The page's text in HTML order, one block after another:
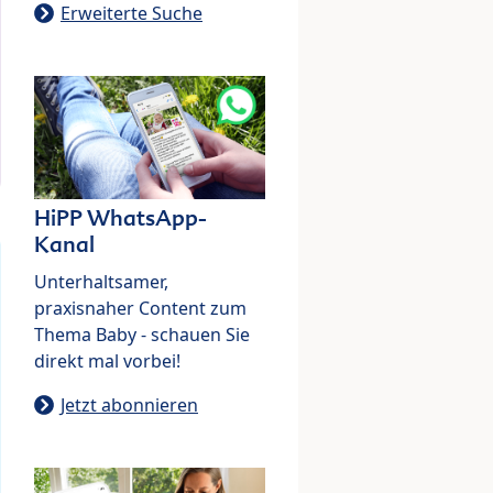
Erweiterte Suche
HiPP WhatsApp-
Kanal
Unterhaltsamer,
praxisnaher Content zum
Thema Baby - schauen Sie
direkt mal vorbei!
Jetzt abonnieren